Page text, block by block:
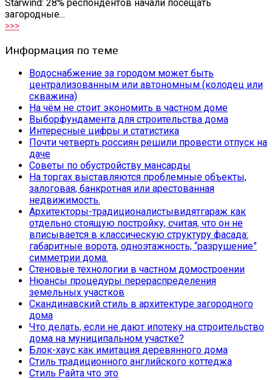
Starwind: 28% респондентов начали посещать
загородные...
>>>
Информация по теме
Водоснабжение за городом может быть
централизованным или автономным (колодец или
скважина)
На чём не стоит экономить в частном доме
Выборфундамента для строительства дома
Интересные цифры и статистика
Почти четверть россиян решили провести отпуск на
даче
Советы по обустройству мансарды
На торгах выставляются проблемные объекты,
залоговая, банкротная или арестованная
недвижимость.
Архитекторы-традиционалистывидятгараж как
отдельно стоящую постройку, считая, что он не
вписывается в классическую структуру фасада:
габаритные ворота, одноэтажность, “разрушение”
симметрии дома.
Стеновые технологии в частном домостроении
Нюансы процедуры перераспределения
земельных участков
Скандинавский стиль в архитектуре загородного
дома
Что делать, если не дают ипотеку на строительство
дома на муниципальном участке?
Блок-хаус как имитация деревянного дома
Стиль традиционного английского коттеджа
Стиль Райта что это